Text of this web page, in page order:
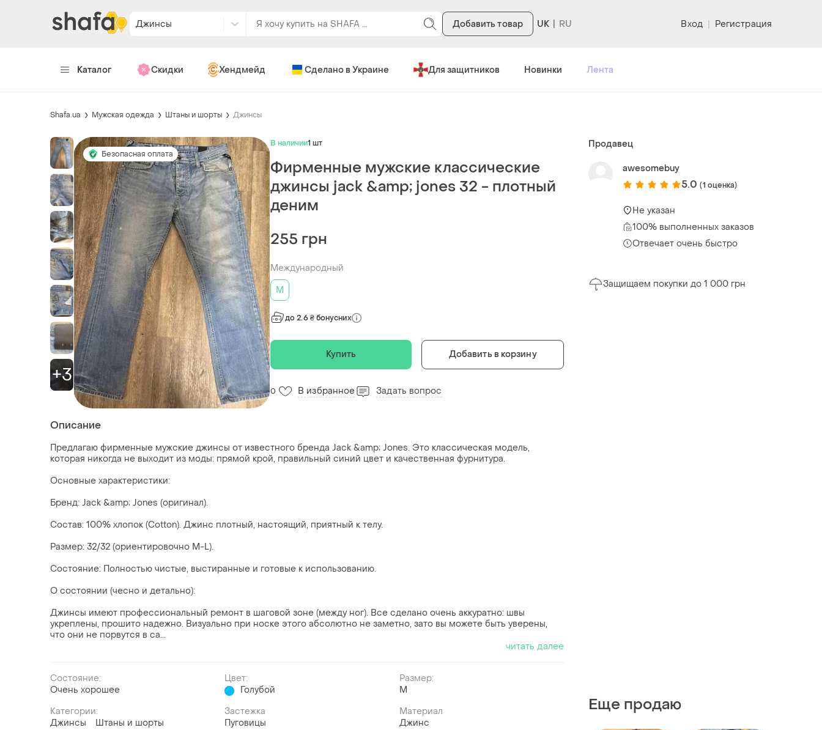
Джинсы Добавить товар UK Вход | Регистрация
Каталог Скидки Хендмейд Сделано в Украине Для защитников Новинки Лента
Shafa.ua Мужская одежда Штаны и шорты Джинсы
+3
Безопасная оплата
В наличии1 шт
Фирменные мужские классические
джинсы jack &amp; jones 32 - плотный
деним
255 грн
Международный
M
до 2.6 ₴ бонусних
Купить Добавить в корзину
0 В избранное Задать вопрос
Описание
Предлагаю фирменные мужские джинсы от известного бренда Jack &amp; Jones. Это классическая модель,
которая никогда не выходит из моды: прямой крой, правильный синий цвет и качественная фурнитура.
Основные характеристики:
Бренд: Jack &amp; Jones (оригинал).
Состав: 100% хлопок (Cotton). Джинс плотный, настоящий, приятный к телу.
Размер: 32/32 (ориентировочно М-L).
Состояние: Полностью чистые, выстиранные и готовые к использованию.
О состоянии (чесно и детально):
Джинсы имеют профессиональный ремонт в шаговой зоне (между ног). Все сделано очень аккуратно: швы
укреплены, прошито надежно. Визуально при носке этого абсолютно не заметно, зато вы можете быть уверены,
что они не порвутся в са...
читать далее
Состояние:
Очень хорошее
Цвет:
Голубой
Размер:
M
Категории:
Джинсы
Штаны и шорты
Застежка
Пуговицы
Материал
Джинс
Продавец
awesomebuy
5.0 (1 оценка)
Не указан
100% выполненных заказов
Отвечает очень быстро
Защищаем покупки до 1 000 грн
Еще продаю